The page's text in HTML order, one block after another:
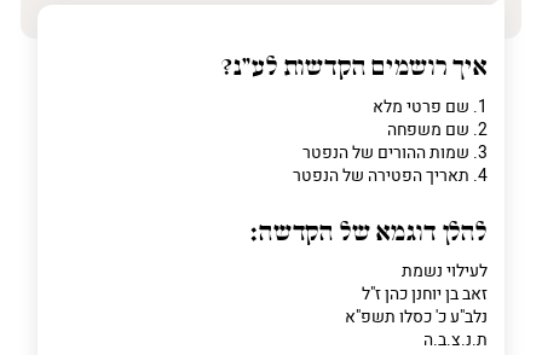
איך רושמים הקדשות לע"נ?
1. שם פרטי מלא
2. שם משפחה
3. שמות ההורים של הנפטר
4. תאריך הפטירה של הנפטר
להלן דוגמא של הקדשה:
לעילוי נשמת
זאב בן יוחנן כהן ז"ל
נלב"ע כ' כסלו תשפ"א
ת.נ.צ.ב.ה